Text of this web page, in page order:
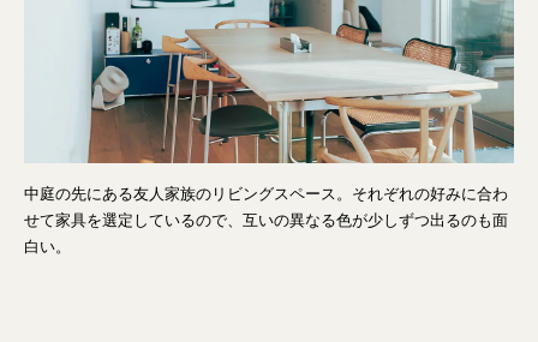
中庭の先にある友人家族のリビングスペース。それぞれの好みに合わ
せて家具を選定しているので、互いの異なる色が少しずつ出るのも面
白い。